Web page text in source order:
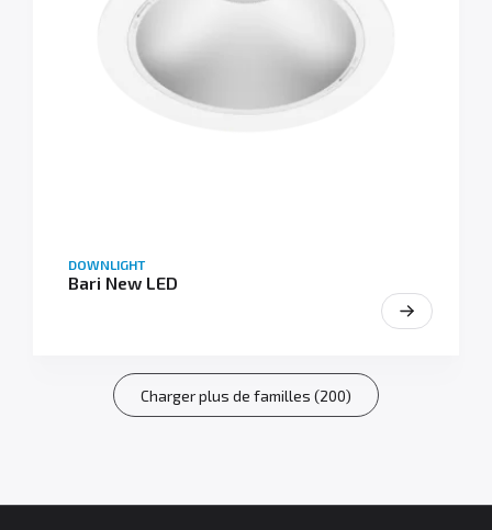
DOWNLIGHT
Bari New LED
Charger plus de familles (200)